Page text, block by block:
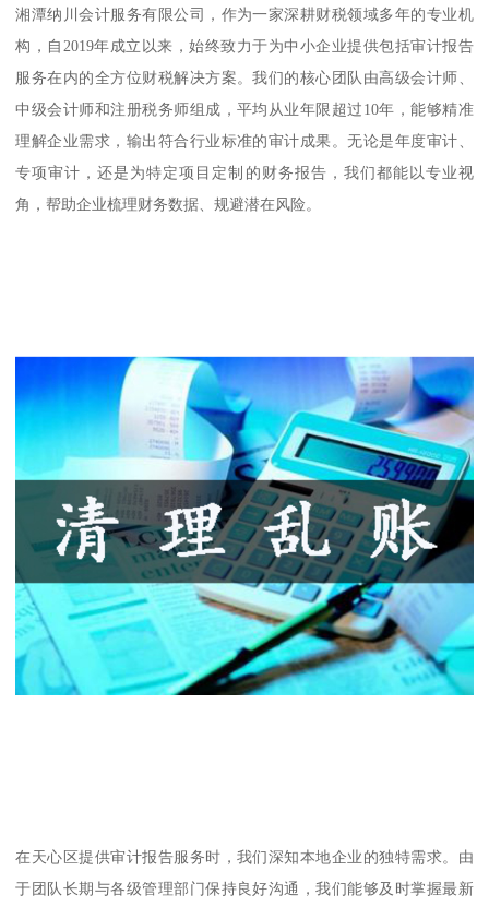
湘潭纳川会计服务有限公司，作为一家深耕财税领域多年的专业机
构，自2019年成立以来，始终致力于为中小企业提供包括审计报告
服务在内的全方位财税解决方案。我们的核心团队由高级会计师、
中级会计师和注册税务师组成，平均从业年限超过10年，能够精准
理解企业需求，输出符合行业标准的审计成果。无论是年度审计、
专项审计，还是为特定项目定制的财务报告，我们都能以专业视
角，帮助企业梳理财务数据、规避潜在风险。
在天心区提供审计报告服务时，我们深知本地企业的独特需求。由
于团队长期与各级管理部门保持良好沟通，我们能够及时掌握最新